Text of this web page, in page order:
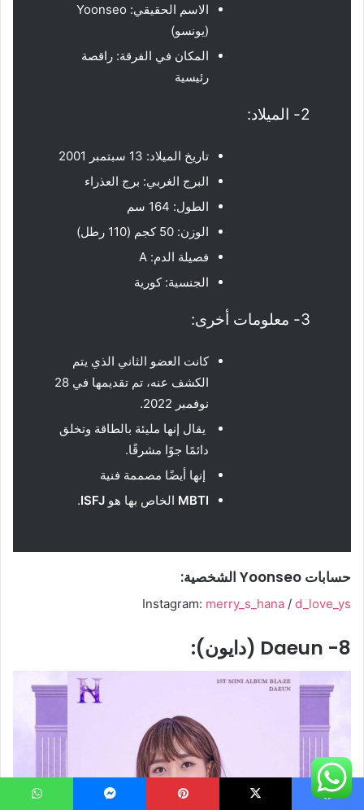
الاسم الحقيقي: Yoonseo
(يونسو)
المكان في الفرقة: راقصة
رئيسية
2- الميلاد:
تاريخ الميلاد: 13 سبتمبر 2001
البرج الغربي: برج العذراء
الطول: 164 سم
الوزن: 50 كجم (110 رطل)
فصيلة الدم: A
الجنسية: كورية
3- معلومات أخرى:
كانت العضو الثاني الذي يتم
الكشف عنه، تم تقديمها في 28
نوفمبر 2022.
يقال إنها مليئة بالطاقة وتخلق
دائمًا جوًا مشرقًا.
إنها أيضًا مصممة فنية
MBTI الخاص بها هو ISFJ
.
حسابات Yoonseo الشخصية:
Instagram: merry_s_hana / d_love_ys
8- Daeun (دايون):